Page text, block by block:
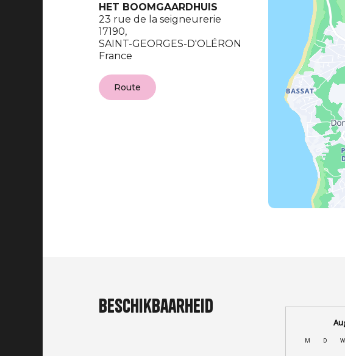
HET BOOMGAARDHUIS
23 rue de la seigneurerie
17190,
SAINT-GEORGES-D'OLÉRON
France
Route
Beschikbaarheid